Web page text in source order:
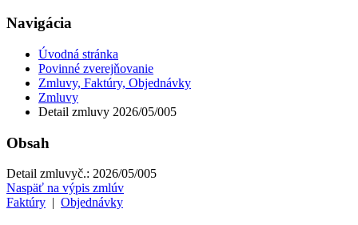
Navigácia
Úvodná stránka
Povinné zverejňovanie
Zmluvy, Faktúry, Objednávky
Zmluvy
Detail zmluvy 2026/05/005
Obsah
Detail zmluvyč.: 2026/05/005
Naspäť na výpis zmlúv
Faktúry
Objednávky